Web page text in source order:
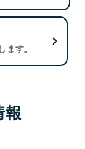
す。
報